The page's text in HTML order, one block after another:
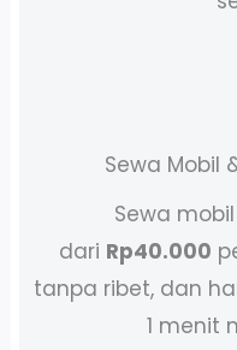
Sewa Mobil
Sewa
dari Rp40.000
tanpa ribet, dan
1 menit